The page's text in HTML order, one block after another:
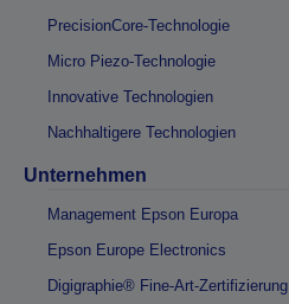
PrecisionCore-Technologie
Micro Piezo-Technologie
Innovative Technologien
Nachhaltigere Technologien
Unternehmen
Management Epson Europa
Epson Europe Electronics
Digigraphie® Fine-Art-Zertifizierung